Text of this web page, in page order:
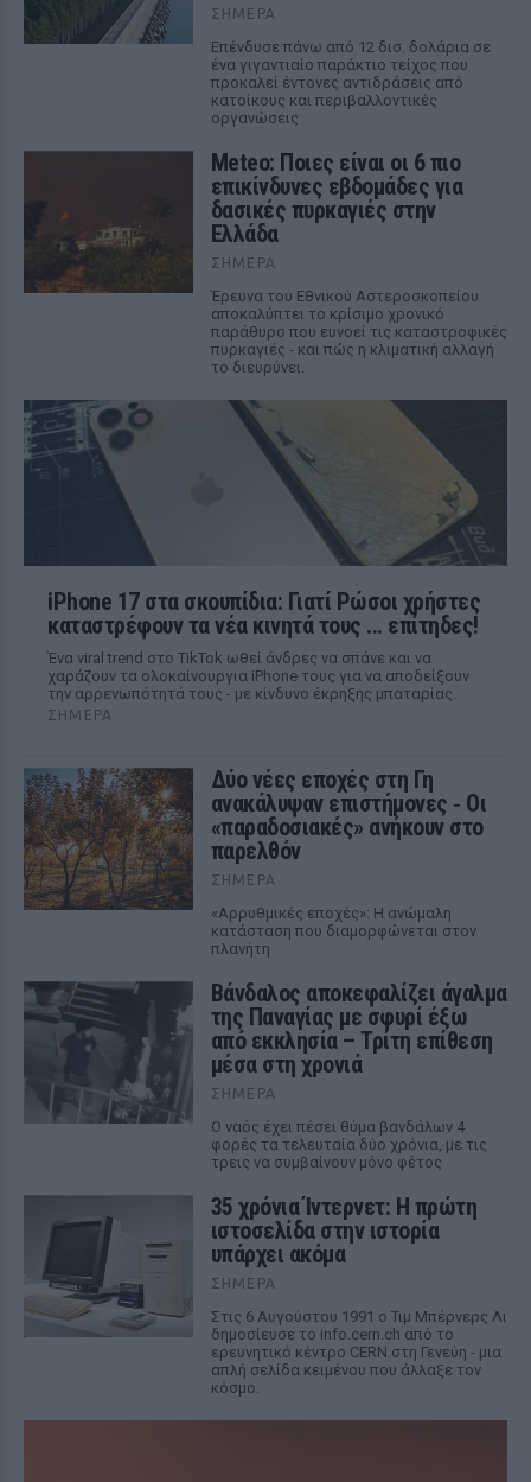
ΣΉΜΕΡΑ
Επένδυσε πάνω από 12 δισ. δολάρια σε
ένα γιγαντιαίο παράκτιο τείχος που
προκαλεί έντονες αντιδράσεις από
κατοίκους και περιβαλλοντικές
οργανώσεις
Meteo: Ποιες είναι οι 6 πιο
επικίνδυνες εβδομάδες για
δασικές πυρκαγιές στην
Ελλάδα
ΣΉΜΕΡΑ
Έρευνα του Εθνικού Αστεροσκοπείου
αποκαλύπτει το κρίσιμο χρονικό
παράθυρο που ευνοεί τις καταστροφικές
πυρκαγιές - και πώς η κλιματική αλλαγή
το διευρύνει.
iPhone 17 στα σκουπίδια: Γιατί Ρώσοι χρήστες
καταστρέφουν τα νέα κινητά τους ... επίτηδες!
Ένα viral trend στο TikTok ωθεί άνδρες να σπάνε και να
χαράζουν τα ολοκαίνουργια iPhone τους για να αποδείξουν
την αρρενωπότητά τους - με κίνδυνο έκρηξης μπαταρίας.
ΣΉΜΕΡΑ
Δύο νέες εποχές στη Γη
ανακάλυψαν επιστήμονες ‑ Oι
«παραδοσιακές» ανήκουν στο
παρελθόν
ΣΉΜΕΡΑ
«Αρρυθμικές εποχές»: Η ανώμαλη
κατάσταση που διαμορφώνεται στον
πλανήτη
Βάνδαλος αποκεφαλίζει άγαλμα
της Παναγίας με σφυρί έξω
από εκκλησία – Τρίτη επίθεση
μέσα στη χρονιά
ΣΉΜΕΡΑ
Ο ναός έχει πέσει θύμα βανδάλων 4
φορές τα τελευταία δύο χρόνια, με τις
τρεις να συμβαίνουν μόνο φέτος
35 χρόνια Ίντερνετ: Η πρώτη
ιστοσελίδα στην ιστορία
υπάρχει ακόμα
ΣΉΜΕΡΑ
Στις 6 Αυγούστου 1991 ο Τιμ Μπέρνερς Λι
δημοσίευσε το info.cern.ch από το
ερευνητικό κέντρο CERN στη Γενεύη - μια
απλή σελίδα κειμένου που άλλαξε τον
κόσμο.